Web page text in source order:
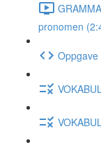
pronomen